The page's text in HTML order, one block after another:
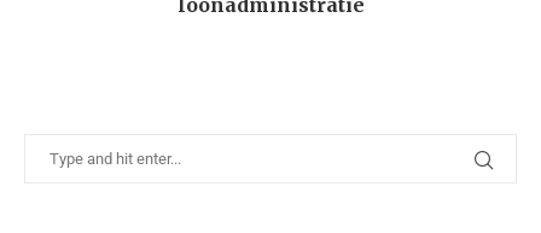
loonadministratie